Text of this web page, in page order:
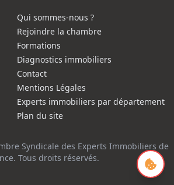
Qui sommes-nous ?
Rejoindre la chambre
Formations
Diagnostics immobiliers
Contact
Mentions Légales
Experts immobiliers par département
Plan du site
Syndicale des Experts Immobiliers de
Tous droits réservés.